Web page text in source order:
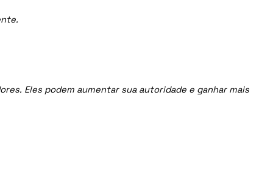
Eles podem aumentar sua autoridade e ganhar mais